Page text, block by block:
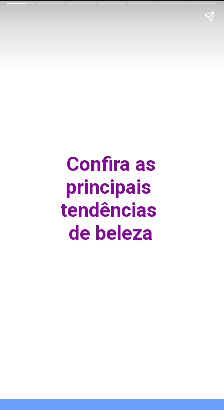
Confira as
principais
tendências
de beleza